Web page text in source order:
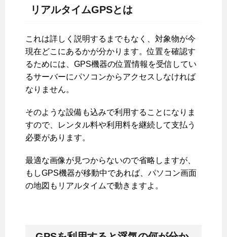
リアルタイムGPSとは
これは詳しく説明するまでもなく、対象物が今
現在どこにあるかが分かります。位置を確認す
るためには、GPS機器の位置情報を受信してい
るサーバーにパソコンからアクセスしなければ
なりません。
そのような設備も込みで利用することになりま
すので、レンタル料や利用料を継続して支払う
必要があります。
最適な画像が見つからないので省略しますが、
もしGPS機器が移動中であれば、パソコン画面
の地図もリアルタイムで動きますよ。